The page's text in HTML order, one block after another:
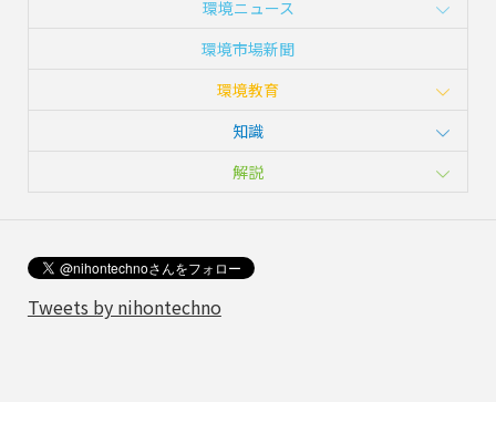
環境ニュース
環境市場新聞
環境教育
知識
解説
Tweets by nihontechno